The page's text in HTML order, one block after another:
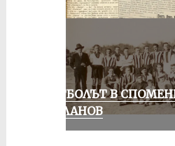
ФУТБОЛЪТ В
МИЛАНОВ